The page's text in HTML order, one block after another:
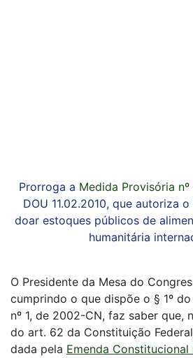
Prorroga a Medida Provisória nº
DOU 11.02.2010, que autoriza
doar estoques públicos de
humanitária
O Presidente da Mesa do
cumprindo o que dispõe o § 1º
nº 1, de 2002-CN, faz saber que,
do art. 62 da Constituição
dada pela Emenda Constitucional